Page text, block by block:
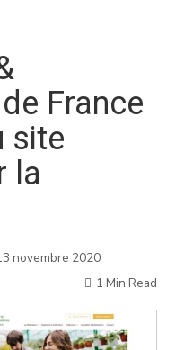
France
site
la
novembre 2020
1 Min Read